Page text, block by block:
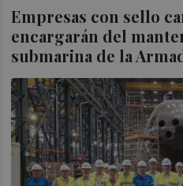
Empresas con sello
encargarán del
submarina de la